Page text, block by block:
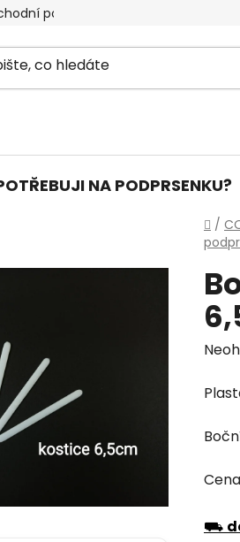
podmínky Podmínky
NA PODPRSENKU?
/
0,0
⛟